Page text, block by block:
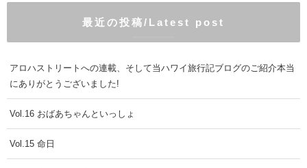
最近の投稿/Latest post
アロハストリートへの連載、そして当ハワイ旅行記ブログのご紹介本当
にありがとうございました!
Vol.16 おばあちゃんといっしょ
Vol.15 命日